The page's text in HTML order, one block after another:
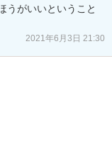
うがいいということ
2021年6月3日 21:30